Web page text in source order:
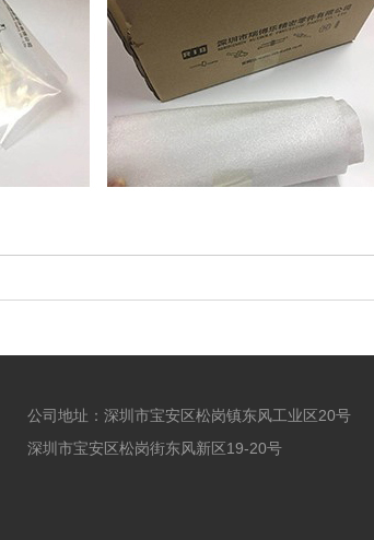
公司地址：深圳市宝安区松岗镇东风工业区20号
深圳市宝安区松岗街东风新区19-20号